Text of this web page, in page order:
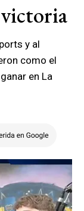
y al
como el
en La